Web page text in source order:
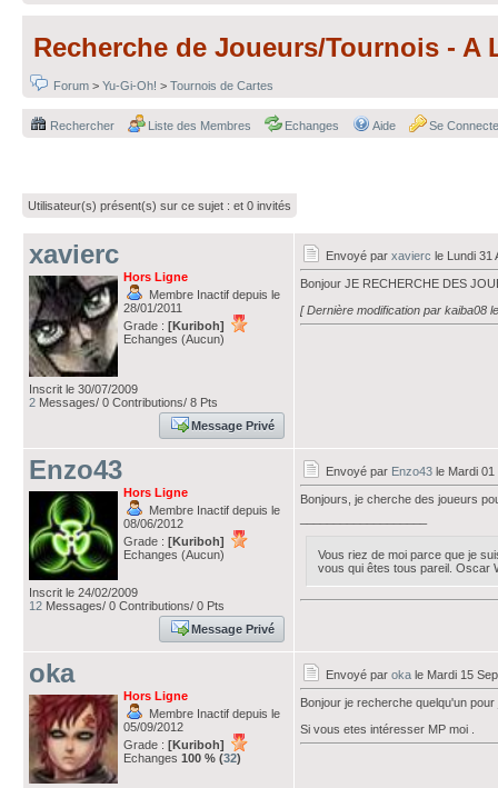
Recherche de Joueurs/Tournois - A
Forum > Yu-Gi-Oh! > Tournois de Cartes
Rechercher Liste des Membres Echanges Aide Se
Utilisateur(s) présent(s) sur ce sujet : et 0 invités
xavierc
Hors Ligne
Membre Inactif depuis le
28/01/2011
Grade : [Kuriboh]
Echanges (Aucun)
Inscrit le 30/07/2009
2 Messages/ 0 Contributions/ 8 Pts
Message Privé
Envoyé par xavierc le Lundi 31
Bonjour JE RECHERCHE DES
[ Dernière modification par kaiba08
Enzo43
Hors Ligne
Membre Inactif depuis le
08/06/2012
Grade : [Kuriboh]
Echanges (Aucun)
Inscrit le 24/02/2009
12 Messages/ 0 Contributions/ 0 Pts
Message Privé
Envoyé par Enzo43 le Mardi
Bonjours, je cherche des joueurs
Vous riez de moi parce que je
vous qui êtes tous pareil. Oscar
oka
Hors Ligne
Membre Inactif depuis le
05/09/2012
Grade : [Kuriboh]
Echanges 100 % (32)
Envoyé par oka le Mardi 15
Bonjour je recherche quelqu'un pour
Si vous etes intéresser MP moi .